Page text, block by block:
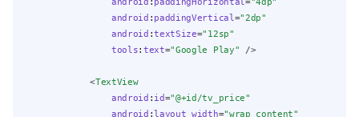
android : paddingVertical="2dp"
android :textSize="12sp"
tools: text="Google Play" />
            <
TextView
android : id="@+id/tv_price"
android :layout_width="wrap_content"